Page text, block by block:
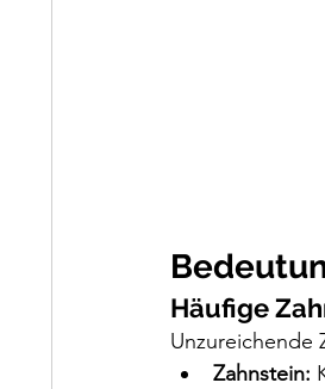
Häufige
Unzureichende
Zahnstein: